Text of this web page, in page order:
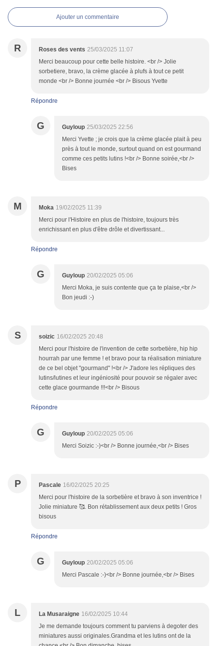
Ajouter un commentaire
R Roses des vents 25/03/2025 11:07
Merci beaucoup pour cette belle histoire. <br /> Jolie
sorbetiere, bravo, la crème glacée à plufs à tout ce petit
monde <br /> Bonne journée <br /> Bisous Yvette
Répondre
G Guyloup 25/03/2025 22:56
Merci Yvette ; je crois que la crème glacée plait à peu
près à tout le monde, surtout quand on est gourmand
comme ces petits lutins !<br /> Bonne soirée,<br />
Bises
M Moka 19/02/2025 11:39
Merci pour l'Histoire en plus de l'histoire, toujours très
enrichissant en plus d'être drôle et divertissant...
Répondre
G Guyloup 20/02/2025 05:06
Merci Moka, je suis contente que ça te plaise,<br />
Bon jeudi :-)
S soizic 16/02/2025 20:48
Merci pour l'histoire de l'invention de cette sorbetière, hip hip
hourrah par une femme ! et bravo pour ta réalisation miniature
de ce bel objet "gourmand" !<br /> J'adore les répliques des
lutins/lutines et leur ingéniosité pour pouvoir se régaler avec
cette glace gourmande !!!<br /> Bisous
Répondre
G Guyloup 20/02/2025 05:06
Merci Soizic :-)<br /> Bonne journée,<br /> Bises
P Pascale 16/02/2025 20:25
Merci pour l'histoire de la sorbetière et bravo à son inventrice !
Jolie miniature 🥰. Bon rétablissement aux deux petits ! Gros
bisous
Répondre
G Guyloup 20/02/2025 05:06
Merci Pascale :-)<br /> Bonne journée,<br /> Bises
L La Musaraigne 16/02/2025 10:44
Je me demande toujours comment tu parviens à degoter des
miniatures aussi originales.Grandma et les lutins ont de la